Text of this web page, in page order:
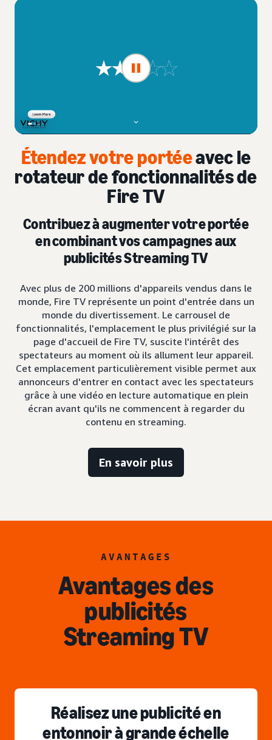
Étendez votre portéeavec le
rotateur de fonctionnalités de
Fire TV
Contribuez à augmenter votre portée
en combinant vos campagnes aux
publicités Streaming TV
Avec plus de 200 millions d'appareils vendus dans le
monde, Fire TV représente un point d'entrée dans un
monde du divertissement. Le carrousel de
fonctionnalités, l'emplacement le plus privilégié sur la
page d'accueil de Fire TV, suscite l'intérêt des
spectateurs au moment où ils allument leur appareil.
Cet emplacement particulièrement visible permet aux
annonceurs d'entrer en contact avec les spectateurs
grâce à une vidéo en lecture automatique en plein
écran avant qu'ils ne commencent à regarder du
contenu en streaming.
En savoir plus
AVANTAGES
Avantages des
publicités
Streaming TV
Réalisez une publicité en
entonnoir à grande échelle